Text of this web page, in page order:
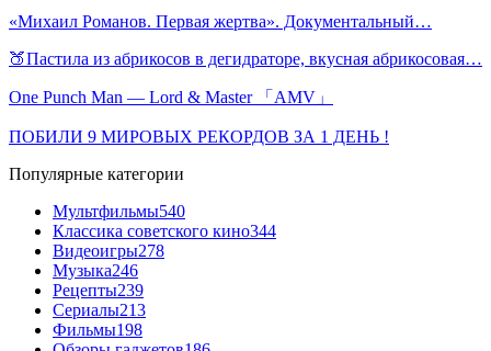
«Михаил Романов. Первая жертва». Документальный…
🍑Пастила из абрикосов в дегидраторе, вкусная абрикосовая…
One Punch Man — Lord & Master 「AMV」
ПОБИЛИ 9 МИРОВЫХ РЕКОРДОВ ЗА 1 ДЕНЬ !
Популярные категории
Мультфильмы540
Классика советского кино344
Видеоигры278
Музыка246
Рецепты239
Сериалы213
Фильмы198